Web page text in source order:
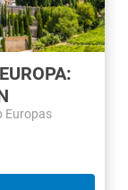
Europas